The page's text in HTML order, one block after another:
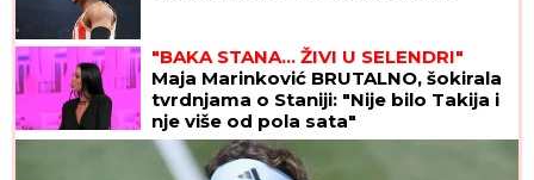
"BAKA STANA... ŽIVI U SELENDRI"
Maja Marinković BRUTALNO, šokirala
tvrdnjama o Staniji: "Nije bilo Takija i
nje više od pola sata"